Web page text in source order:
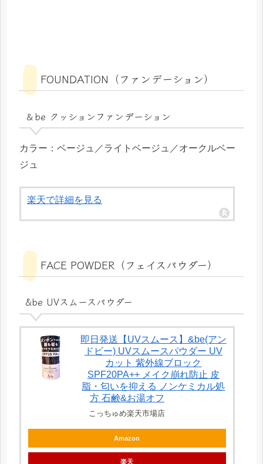
FOUNDATION（ファンデーション）
＆be クッションファンデーション
カラー： ベージュ／ライトベージュ／オークルベー
ジュ
楽天で詳細を見る
FACE POWDER（フェイスパウダー）
&be UVスムースパウダー
即日発送【UVスムース】&be(アン
ドビー) UVスムースパウダー UV
カット 紫外線ブロック
SPF20PA++ メイク崩れ防止 皮
脂・匂いを抑える ノンケミカル処
方 石鹸&お湯オフ
こっちゅめ楽天市場店
Amazon
楽天